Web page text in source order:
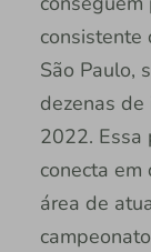
consistente
São Paulo,
dezenas
2022. Essa
conecta
área de